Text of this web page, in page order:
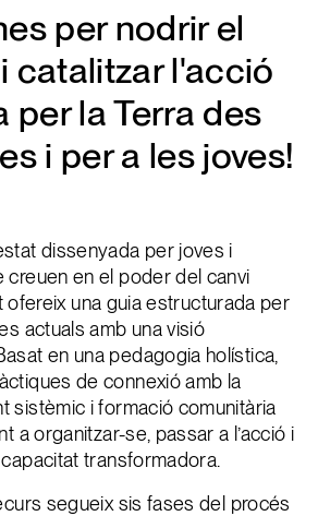
per nodrir el
catalitzar l'acció
per la Terra des
i per a les joves!
dissenyada per joves i
creuen en el poder del canvi
ofereix una guia estructurada per
actuals amb una visió
en una pedagogia holística,
de connexió amb la
sistèmic i formació comunitària
a organitzar-se, passar a l’acció i
transformadora.
segueix sis fases del procés